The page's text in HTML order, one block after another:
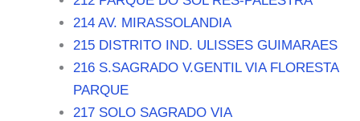
214 AV. MIRASSOLANDIA
215 DISTRITO IND. ULISSES GUIMARAES
216 S.SAGRADO V.GENTIL VIA FLORESTA
PARQUE
217 SOLO SAGRADO VIA